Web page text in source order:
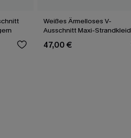
Weißes Ärmelloses V-
Ausschnitt Maxi-Strandkleid
47,00 €